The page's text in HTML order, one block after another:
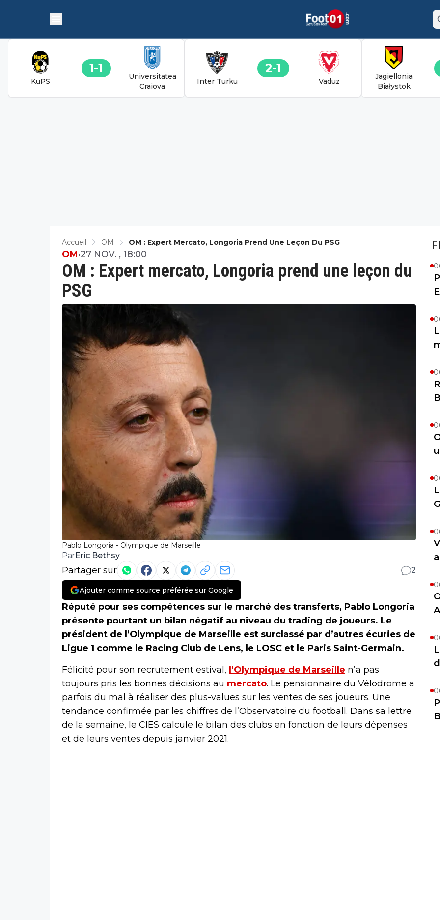
KuPS
1 1
Universitatea
Craiova
Inter Turku
2 1
Vaduz
Jagiellonia
Białystok
Accueil OM OM : Expert Mercato, Longoria Prend Une Leçon Du PSG
Pablo Longoria - Olympique de Marseille
OM : Expert mercato, Longoria prend une leçon du
PSG
OM•27 NOV. , 18:00
ParEric Bethsy
Partager sur 2
Ajouter comme source préférée sur Google
Réputé pour ses compétences sur le marché des transferts, Pablo Longoria
présente pourtant un bilan négatif au niveau du trading de joueurs. Le
président de l’Olympique de Marseille est surclassé par d’autres écuries de
Ligue 1 comme le Racing Club de Lens, le LOSC et le Paris Saint-Germain.
Félicité pour son recrutement estival, l’Olympique de Marseille n’a pas
toujours pris les bonnes décisions au mercato. Le pensionnaire du Vélodrome a
parfois du mal à réaliser des plus-values sur les ventes de ses joueurs. Une
tendance confirmée par les chiffres de l’Observatoire du football. Dans sa lettre
de la semaine, le CIES calcule le bilan des clubs en fonction de leurs dépenses
et de leurs ventes depuis janvier 2021.